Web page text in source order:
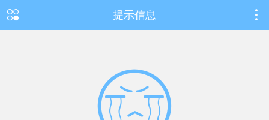
提示信息